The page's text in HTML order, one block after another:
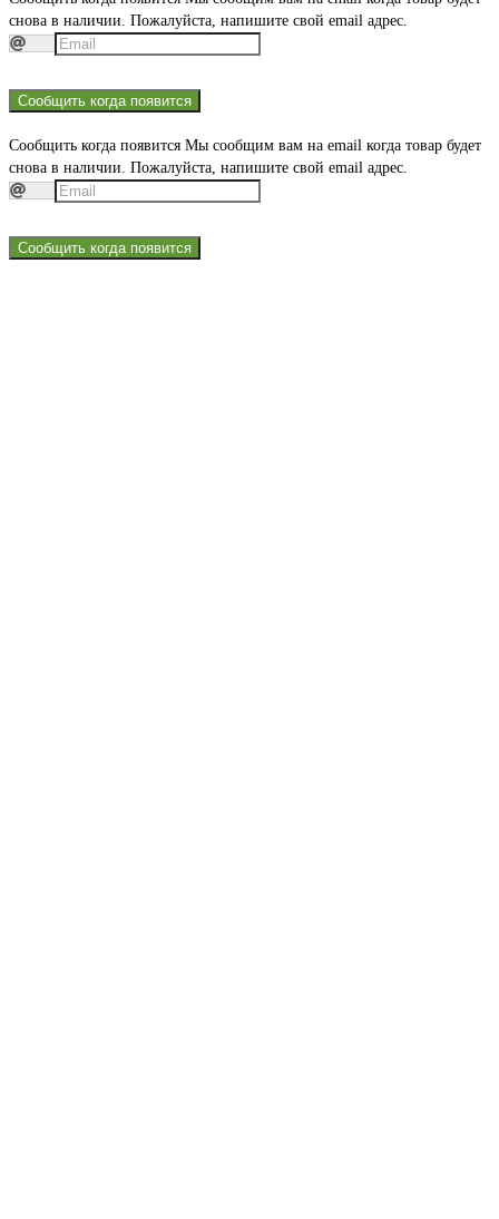
снова в наличии. Пожалуйста, напишите свой email адрес.
Сообщить когда появится
Сообщить когда появится Мы сообщим вам на email когда товар будет
снова в наличии. Пожалуйста, напишите свой email адрес.
Сообщить когда появится